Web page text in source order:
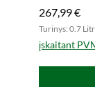
267,99 €
Turinys: 0.7
įskaitant